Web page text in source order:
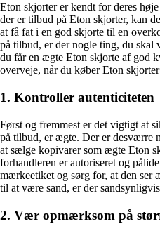
Eton skjorter er kendt for deres
der er tilbud på Eton skjorter, kan
at få fat i en god skjorte til en
på tilbud, er der nogle ting, du
du får en ægte Eton skjorte af god
overveje, når du køber Eton
1. Kontroller autenticiteten
Først og fremmest er det vigtigt at
på tilbud, er ægte. Der er desværre
at sælge kopivarer som ægte Eton
forhandleren er autoriseret og
mærkeetiket og sørg for, at den
til at være sand, er der
2. Vær opmærksom på